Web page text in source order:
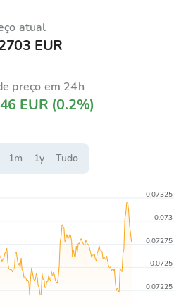
atual
EUR
preço em 24h
EUR (0.2%)
1m 1y Tudo
0.07225
0.0725
0.07275
0.073
0.07325